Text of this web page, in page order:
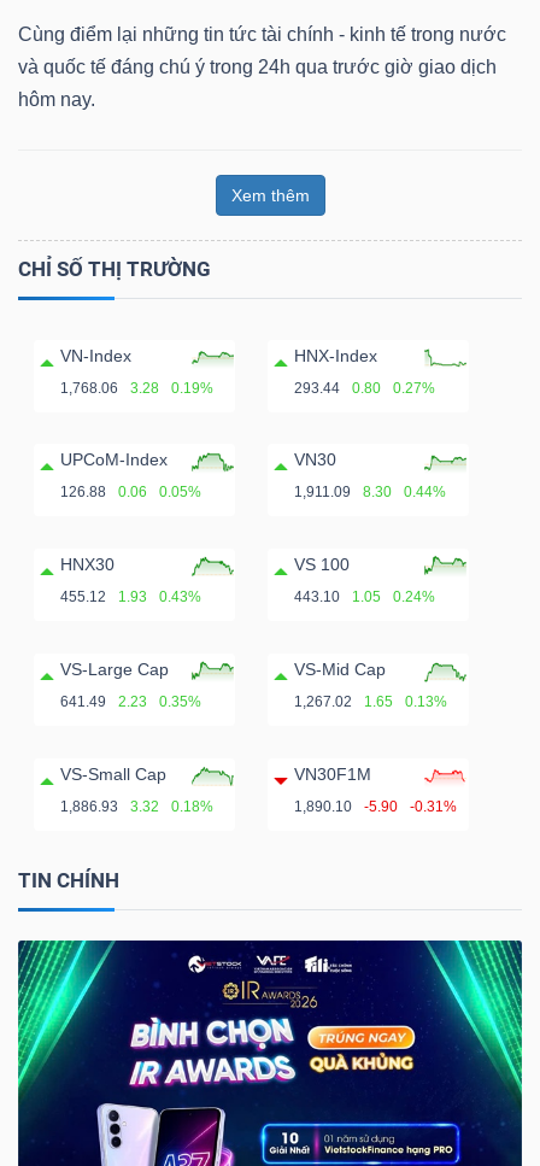
Cùng điểm lại những tin tức tài chính - kinh tế trong nước
và quốc tế đáng chú ý trong 24h qua trước giờ giao dịch
hôm nay.
Xem thêm
CHỈ SỐ THỊ TRƯỜNG
VN-Index
1,768.06 3.28 0.19%
HNX-Index
293.44 0.80 0.27%
UPCoM-Index
126.88 0.06 0.05%
VN30
1,911.09 8.30 0.44%
HNX30
455.12 1.93 0.43%
VS 100
443.10 1.05 0.24%
VS-Large Cap
641.49 2.23 0.35%
VS-Mid Cap
1,267.02 1.65 0.13%
VS-Small Cap
1,886.93 3.32 0.18%
VN30F1M
1,890.10 -5.90 -0.31%
TIN CHÍNH